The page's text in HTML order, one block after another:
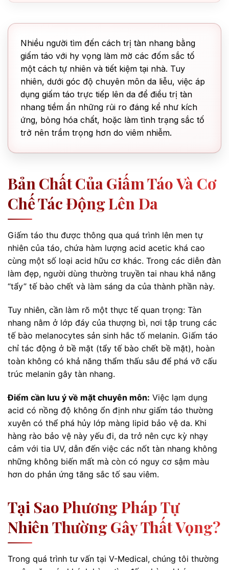
Nhiều người tìm đến cách trị tàn nhang bằng
giấm táo với hy vọng làm mờ các đốm sắc tố
một cách tự nhiên và tiết kiệm tại nhà. Tuy
nhiên, dưới góc độ chuyên môn da liễu, việc áp
dụng giấm táo trực tiếp lên da để điều trị tàn
nhang tiềm ẩn những rủi ro đáng kể như kích
ứng, bỏng hóa chất, hoặc làm tình trạng sắc tố
trở nên trầm trọng hơn do viêm nhiễm.
Bản Chất Của Giấm Táo Và Cơ
Chế Tác Động Lên Da
Giấm táo thu được thông qua quá trình lên men tự
nhiên của táo, chứa hàm lượng acid acetic khá cao
cùng một số loại acid hữu cơ khác. Trong các diễn đàn
làm đẹp, người dùng thường truyền tai nhau khả năng
“tẩy” tế bào chết và làm sáng da của thành phần này.
Tuy nhiên, cần làm rõ một thực tế quan trọng: Tàn
nhang nằm ở lớp đáy của thượng bì, nơi tập trung các
tế bào melanocytes sản sinh hắc tố melanin. Giấm táo
chỉ tác động ở bề mặt (tẩy tế bào chết bề mặt), hoàn
toàn không có khả năng thẩm thấu sâu để phá vỡ cấu
trúc melanin gây tàn nhang.
Điểm cần lưu ý về mặt chuyên môn: Việc lạm dụng
acid có nồng độ không ổn định như giấm táo thường
xuyên có thể phá hủy lớp màng lipid bảo vệ da. Khi
hàng rào bảo vệ này yếu đi, da trở nên cực kỳ nhạy
cảm với tia UV, dẫn đến việc các nốt tàn nhang không
những không biến mất mà còn có nguy cơ sậm màu
hơn do phản ứng tăng sắc tố sau viêm.
Tại Sao Phương Pháp Tự
Nhiên Thường Gây Thất Vọng?
Trong quá trình tư vấn tại V-Medical, chúng tôi thường